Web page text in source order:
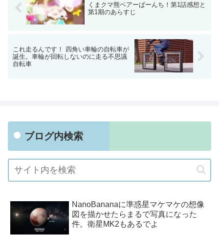
くまクマ熊ベアーぱーんち！第1話感想と
第1期のあらすじ
これ走るんです！ 四角い車輪の自転車が
誕生。車輪が回転しないのに走る不思議
自転車
ブログ内検索
NanoBananaに準惑星マケマケの想像
図を描かせたらまるで写真になった
件。衛星MK2もあるでよ